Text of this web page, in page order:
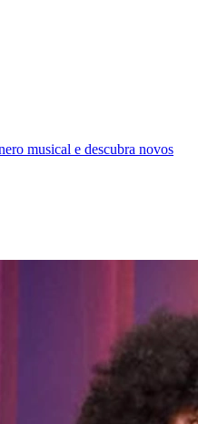
musical e descubra novos